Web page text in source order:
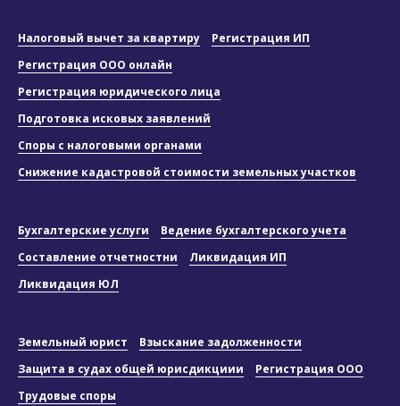
Налоговый вычет за квартиру
Регистрация ИП
Регистрация ООО онлайн
Регистрация юридического лица
Подготовка исковых заявлений
Споры с налоговыми органами
Снижение кадастровой стоимости земельных участков
Бухгалтерские услуги
Ведение бухгалтерского учета
Составление отчетностни
Ликвидация ИП
Ликвидация ЮЛ
Земельный юрист
Взыскание задолженности
Защита в судах общей юрисдикциии
Регистрация ООО
Трудовые споры